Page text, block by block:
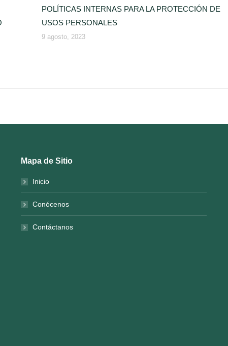
POLÍTICAS INTERNAS PARA LA PROTECCIÓN DE
USOS PERSONALES
9 agosto, 2023
Mapa de Sitio
Inicio
Conócenos
Contáctanos